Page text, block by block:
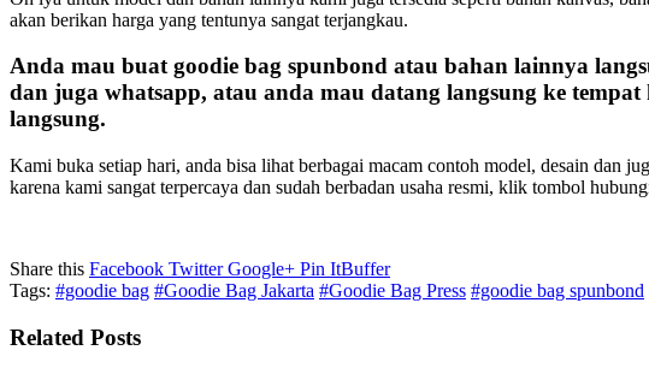
akan berikan harga yang tentunya sangat terjangkau.
Anda mau buat goodie bag spunbond atau bahan lainnya
dan juga whatsapp, atau anda mau datang langsung ke
langsung.
Kami buka setiap hari, anda bisa lihat berbagai macam contoh model, desain dan
karena kami sangat terpercaya dan sudah berbadan usaha resmi, klik tombol
Share this Facebook TwitterGoogle+ Pin ItBuffer
Tags: #goodie bag #Goodie Bag Jakarta #Goodie Bag Press #goodie bag spunbond
Related Posts